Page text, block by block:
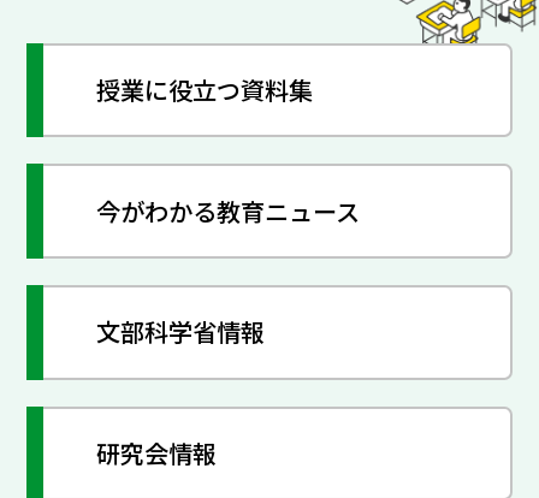
授業に役立つ資料集
今がわかる教育ニュース
文部科学省情報
研究会情報